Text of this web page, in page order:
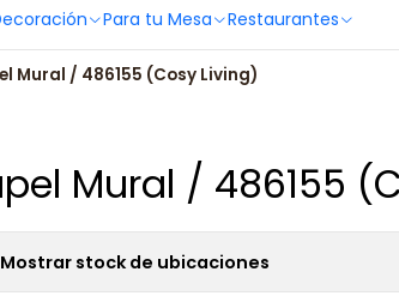
Para tu Mesa Restaurantes
Mural / 486155 (Cosy Living)
Mural / 486155
Mostrar stock de ubicaciones